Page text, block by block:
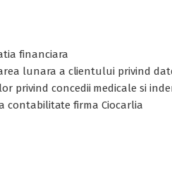
financiara
lunara a clientului privind
privind concedii medicale si
contabilitate firma Ciocarlia